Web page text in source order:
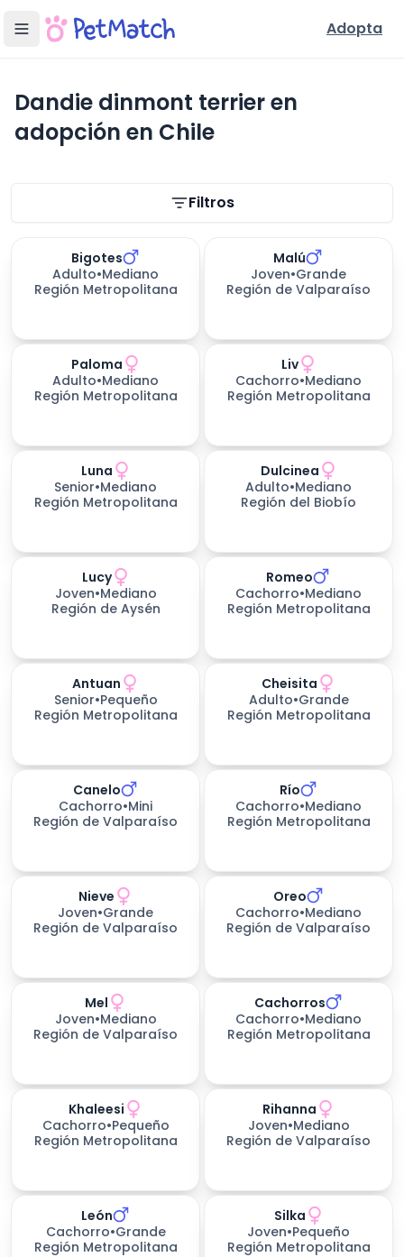
Adopta
Dandie dinmont terrier en
adopción en Chile
Filtros
Bigotes
Adulto•Mediano
Región Metropolitana
Malú
Joven•Grande
Región de Valparaíso
Paloma
Adulto•Mediano
Región Metropolitana
Liv
Cachorro•Mediano
Región Metropolitana
Luna
Senior•Mediano
Región Metropolitana
Dulcinea
Adulto•Mediano
Región del Biobío
Lucy
Joven•Mediano
Región de Aysén
Romeo
Cachorro•Mediano
Región Metropolitana
Antuan
Senior•Pequeño
Región Metropolitana
Cheisita
Adulto•Grande
Región Metropolitana
Canelo
Cachorro•Mini
Región de Valparaíso
Río
Cachorro•Mediano
Región Metropolitana
días esperando
Nieve
Joven•Grande
Región de Valparaíso
Oreo
Cachorro•Mediano
Región de Valparaíso
Mel
Joven•Mediano
Región de Valparaíso
Cachorros
Cachorro•Mediano
Región Metropolitana
Khaleesi
Cachorro•Pequeño
Región Metropolitana
días esperando
Rihanna
Joven•Mediano
Región de Valparaíso
León
Cachorro•Grande
Región Metropolitana
Silka
Joven•Pequeño
Región Metropolitana